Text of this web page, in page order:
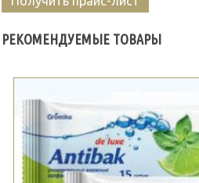
РЕКОМЕНДУЕМЫЕ ТОВАРЫ